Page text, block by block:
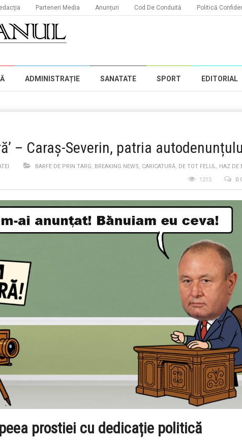
Parteneri Media Anunțuri Cod De Conduită Politică
ADMINISTRAȚIE SANATATE SPORT EDITORIAL
– Caraș-Severin, patria
BARFE DE PRIN TARG, BREAKING NEWS, CARICATURĂ, DE TOT FELUL, HAZ DE
0
1215
prostiei cu dedicație politică